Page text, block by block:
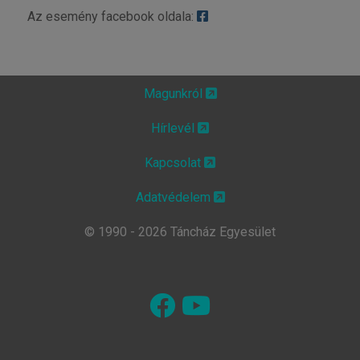
Az esemény facebook oldala:
Magunkról
Hírlevél
Kapcsolat
Adatvédelem
© 1990 - 2026 Táncház Egyesület